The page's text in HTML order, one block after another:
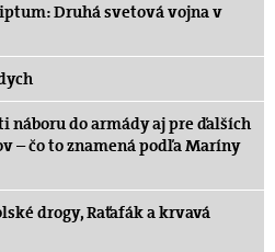
Druhá svetová vojna v
náboru do armády aj pre ďalších
– čo to znamená podľa Maríny
drogy, Raťafák a krvavá